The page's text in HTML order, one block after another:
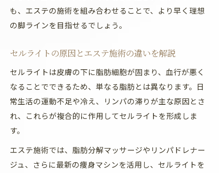
エステのセルライト除去が選ばれる理由
痩身エステ施術後の変化を徹底解説
セルライト対策と日常ケアのバランス術
むくみ撃退にエステで始める新常識
むくみ解消に効果的なエステメニュー紹介
エステの施術で実感できる巡りの変化
前橋エステで叶うリフレッシュ体験
エステとよもぎ蒸しで体質改善を目指す
も、エステの施術を組み合わせることで、より早く理想
の脚ラインを目指せるでしょう。
セルライトの原因とエステ施術の違いを解説
セルライトは皮膚の下に脂肪細胞が固まり、血行が悪く
なることでできるため、単なる脂肪とは異なります。日
常生活の運動不足や冷え、リンパの滞りが主な原因とさ
れ、これらが複合的に作用してセルライトを形成しま
す。
エステ施術では、脂肪分解マッサージやリンパドレナー
ジュ、さらに最新の痩身マシンを活用し、セルライトを